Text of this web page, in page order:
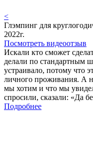
<
Глэмпинг для
2022г.
Посмотреть видеоотзыв
Искали кто сможет
делали по стандартным
устраивало, потому что
личного проживания. А
мы хотим и что мы
спросили, сказали: «Да
Подробнее